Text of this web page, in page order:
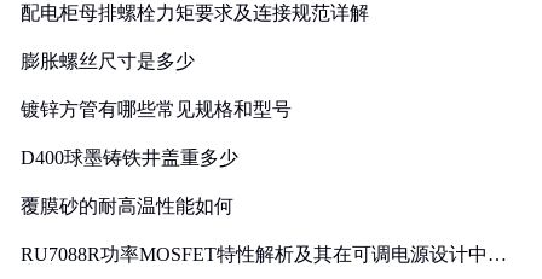
配电柜母排螺栓力矩要求及连接规范详解
膨胀螺丝尺寸是多少
镀锌方管有哪些常见规格和型号
D400球墨铸铁井盖重多少
覆膜砂的耐高温性能如何
RU7088R功率MOSFET特性解析及其在可调电源设计中的